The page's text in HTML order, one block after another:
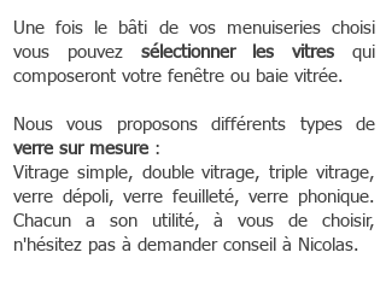
Une fois le bâti de vos menuiseries choisi
vous pouvez sélectionner les vitres qui
composeront votre fenêtre ou baie vitrée.
Nous vous proposons différents types de
verre sur mesure :
Vitrage simple, double vitrage, triple vitrage,
verre dépoli, verre feuilleté, verre phonique.
Chacun a son utilité, à vous de choisir,
n'hésitez pas à demander conseil à Nicolas.